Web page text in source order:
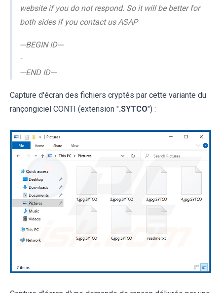
website if you do not respond. So it will be better for
both sides if you contact us ASAP
---BEGIN ID---
-
---END ID---
Capture d'écran des fichiers cryptés par cette variante du
rançongiciel CONTI (extension ".SYTCO") :